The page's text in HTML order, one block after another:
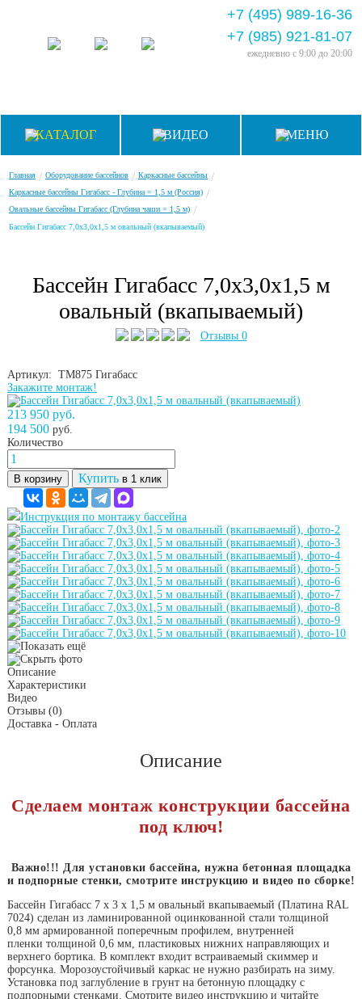
+7 (495) 989-16-36
+7 (985) 921-81-07
ежедневно с 9:00 до 20:00
КАТАЛОГ ВИДЕО МЕНЮ
Главная / Оборудование бассейнов / Каркасные бассейны /
Каркасные бассейны Гигабасс - Глубина = 1,5 м (Россия) /
Овальные бассейны Гигабасс (Глубина чаши = 1,5 м) /
Бассейн Гигабасс 7,0х3,0х1,5 м овальный (вкапываемый)
Бассейн Гигабасс 7,0х3,0х1,5 м
овальный (вкапываемый)
Отзывы 0
Артикул: ТМ875 Гигабасс
Закажите монтаж!
213 950 руб.
194 500 руб.
Количество
В корзину Купить в 1 клик
Инструкция по монтажу бассейна
Описание
Характеристики
Видео
Отзывы (0)
Доставка - Оплата
Описание
Сделаем монтаж конструкции бассейна
под ключ!
Важно!!! Для установки бассейна, нужна бетонная площадка
и подпорные стенки, смотрите инструкцию и видео по сборке!
Бассейн Гигабасс 7 х 3 х 1,5 м овальный вкапываемый (Платина RAL
7024) сделан из ламинированной оцинкованной стали толщиной
0,8 мм армированной поперечным профилем, внутренней
пленки толщиной 0,6 мм, пластиковых нижних направляющих и
верхнего бортика. В комплект входит встраиваемый скиммер и
форсунка. Морозоустойчивый каркас не нужно разбирать на зиму.
Установка под заглубление в грунт на бетонную площадку с
подпорными стенками. Смотрите видео инструкцию и читайте